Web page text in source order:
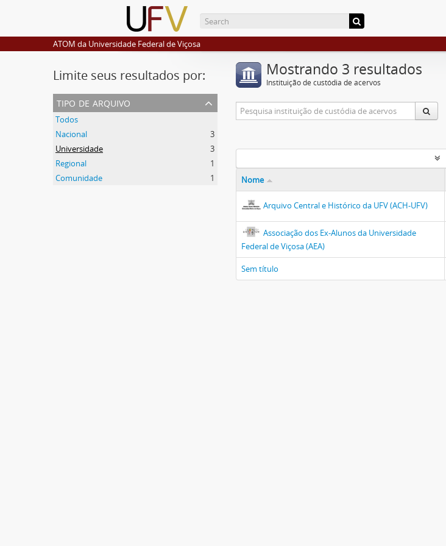
ATOM da Universidade Federal de Viçosa
Limite seus resultados por:
tipo de arquivo
Todos
Nacional
3
Universidade
3
Regional
1
Comunidade
1
Mostrando 3 resultados
Instituição de custódia de acervos
Nome
Arquivo Central e Histórico da UFV (ACH-UFV)
Associação dos Ex-Alunos da Universidade
Federal de Viçosa (AEA)
Sem título